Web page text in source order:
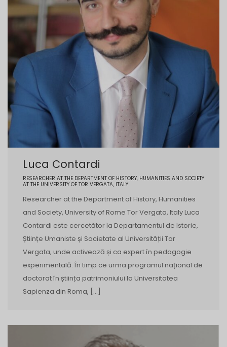
Luca Contardi
RESEARCHER AT THE DEPARTMENT OF HISTORY, HUMANITIES AND SOCIETY
AT THE UNIVERSITY OF TOR VERGATA, ITALY
Researcher at the Department of History, Humanities
and Society, University of Rome Tor Vergata, Italy Luca
Contardi este cercetător la Departamentul de Istorie,
Științe Umaniste și Societate al Universității Tor
Vergata, unde activează și ca expert în pedagogie
experimentală. În timp ce urma programul național de
doctorat în știința patrimoniului la Universitatea
Sapienza din Roma, […]